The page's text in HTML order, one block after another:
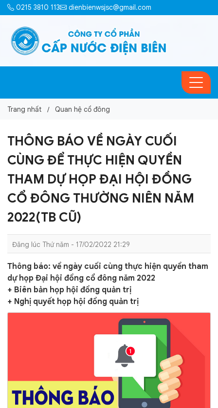
0215 3810 113 dienbienwsjsc@gmail.com
Trang nhất Quan hệ cổ đông
THÔNG BÁO VỀ NGÀY CUỐI
CÙNG ĐỂ THỰC HIỆN QUYỀN
THAM DỰ HỌP ĐẠI HỘI ĐỒNG
CỔ ĐÔNG THƯỜNG NIÊN NĂM
2022(TB CŨ)
Đăng lúc Thứ năm - 17/02/2022 21:29
Thông báo: về ngày cuối cùng thực hiện quyền tham
dự họp Đại hội đồng cổ đông năm 2022
+ Biên bản họp hội đồng quản trị
+ Nghị quyết họp hội đồng quản trị